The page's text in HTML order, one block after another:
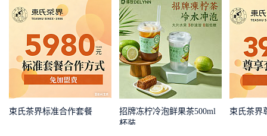
束氏茶界标准合作套餐
招牌冻柠冷泡鲜果茶500ml
杯装
束氏茶界